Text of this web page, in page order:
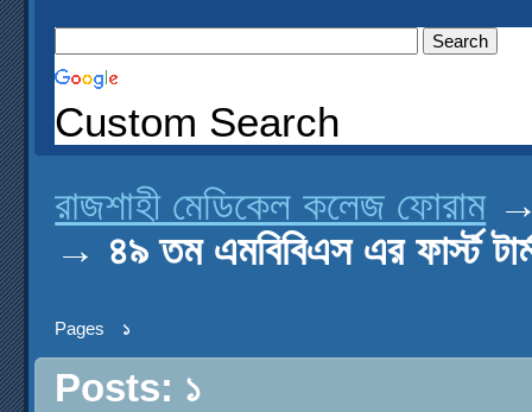
Custom Search
রাজশাহী মেডিকেল কলেজ ফোরাম
→ ৪৯ তম এমবিবিএস এর ফার্স্ট
Pages ১
Posts: ১